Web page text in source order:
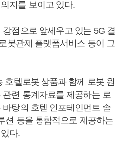
지를 보이고 있다.
점으로 앞세우고 있는 5G 결
봇관제 플랫폼서비스 등이 그
호텔로봇 상품과 함께 로봇 원
련 통계자료를 제공하는 로
탕의 호텔 인포테인먼트 솔
션 등을 통합적으로 제공하는
다.